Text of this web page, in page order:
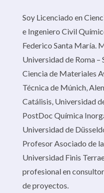
Soy Licenciado en
e Ingeniero Civil
Federico Santa María.
Universidad de Roma –
Ciencia de Materiales
Técnica de Múnich,
Catálisis, Universidad
PostDoc Química
Universidad de
Profesor Asociado de
Universidad Finis
profesional en
de proyectos.